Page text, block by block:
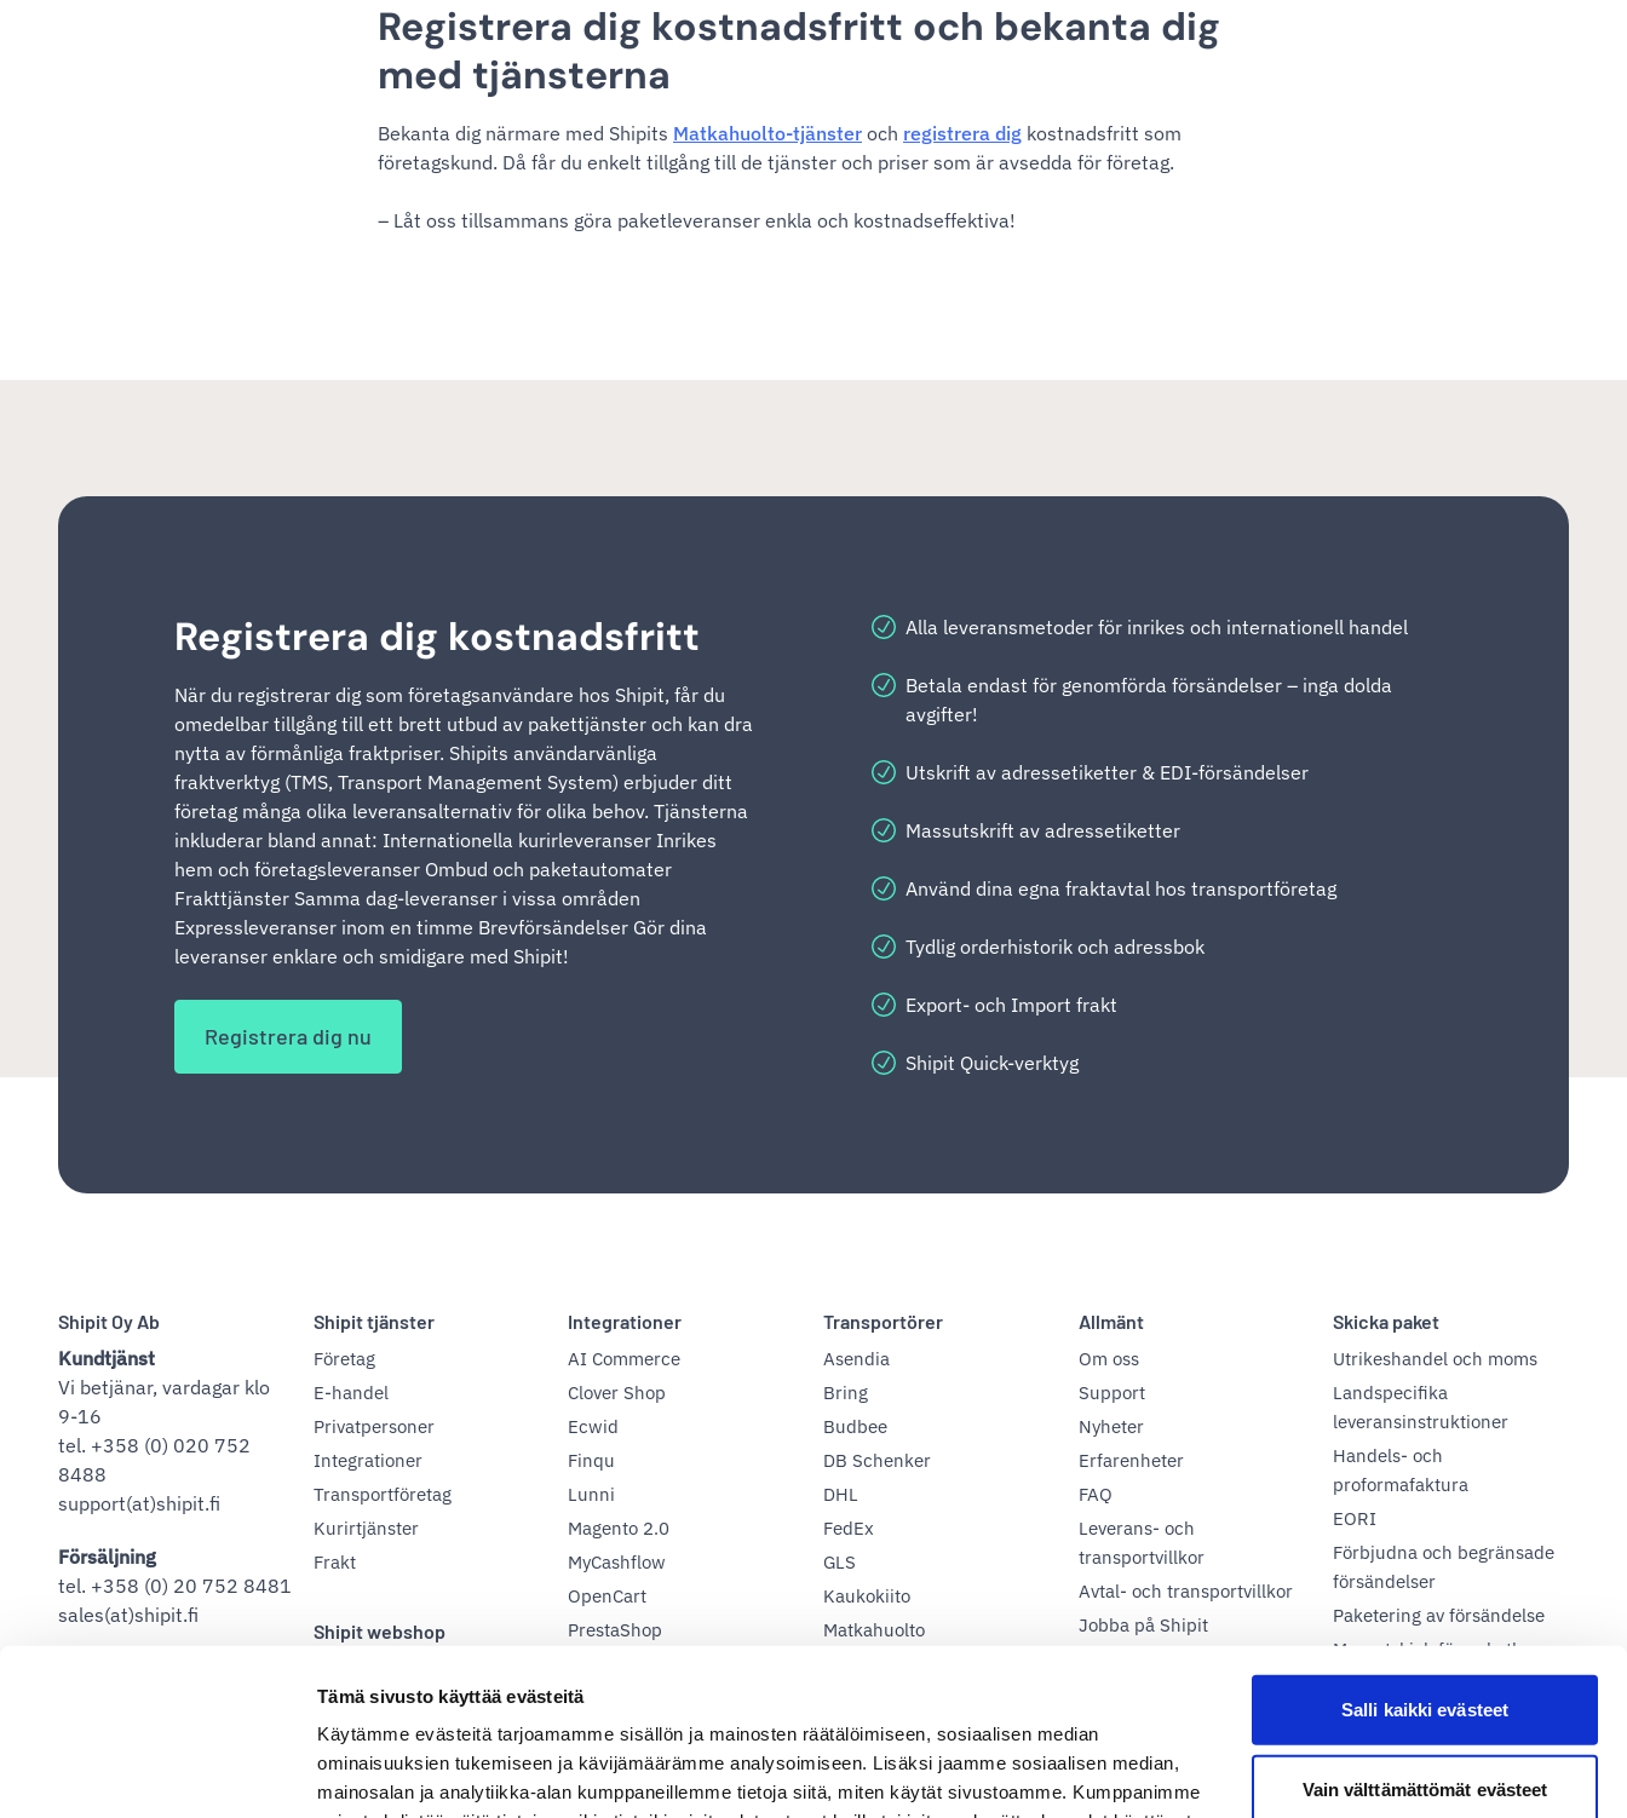
Tämä sivusto käyttää evästeitä
Käytämme evästeitä tarjoamamme sisällön ja mainosten räätälöimiseen, sosiaalisen median
ominaisuuksien tukemiseen ja kävijämäärämme analysoimiseen. Lisäksi jaamme sosiaalisen median,
mainosalan ja analytiikka-alan kumppaneillemme tietoja siitä, miten käytät sivustoamme. Kumppanimme
Salli kaikki evästeet
Vain välttämättömät evästeet
Registrera dig kostnadsfritt och bekanta dig
med tjänsterna
Bekanta dig närmare med Shipits Matkahuolto-tjänster och registrera dig kostnadsfritt som
företagskund. Då får du enkelt tillgång till de tjänster och priser som är avsedda för företag.
– Låt oss tillsammans göra paketleveranser enkla och kostnadseffektiva!
Registrera dig kostnadsfritt
När du registrerar dig som företagsanvändare hos Shipit, får du
omedelbar tillgång till ett brett utbud av pakettjänster och kan dra
nytta av förmånliga fraktpriser. Shipits användarvänliga
fraktverktyg (TMS, Transport Management System) erbjuder ditt
företag många olika leveransalternativ för olika behov. Tjänsterna
inkluderar bland annat: Internationella kurirleveranser Inrikes
hem och företagsleveranser Ombud och paketautomater
Frakttjänster Samma dag-leveranser i vissa områden
Expressleveranser inom en timme Brevförsändelser Gör dina
leveranser enklare och smidigare med Shipit!
Registrera dig nu
Alla leveransmetoder för inrikes och internationell handel
Betala endast för genomförda försändelser – inga dolda
avgifter!
Utskrift av adressetiketter & EDI-försändelser
Massutskrift av adressetiketter
Använd dina egna fraktavtal hos transportföretag
Tydlig orderhistorik och adressbok
Export- och Import frakt
Shipit Quick-verktyg
Shipit Oy Ab
Kundtjänst
Vi betjänar, vardagar klo
9-16
tel. +358 (0) 020 752
8488
support(at)shipit.fi
Försäljning
tel. +358 (0) 20 752 8481
sales(at)shipit.fi
Shipit tjänster
Företag
E-handel
Privatpersoner
Integrationer
Transportföretag
Kurirtjänster
Frakt
Shipit webshop
Integrationer
AI Commerce
Clover Shop
Ecwid
Finqu
Lunni
Magento 2.0
MyCashflow
OpenCart
PrestaShop
Valmiskauppa
Vilkas Now och Suite
Woocommerce
Transportörer
Asendia
Bring
Budbee
DB Schenker
DHL
FedEx
GLS
Kaukokiito
Matkahuolto
UPS
Wolt
Allmänt
Om oss
Support
Nyheter
Erfarenheter
FAQ
Leverans- och
transportvillkor
Avtal- och transportvillkor
Jobba på Shipit
Skicka paket
Utrikeshandel och moms
Landspecifika
leveransinstruktioner
Handels- och
proformafaktura
EORI
Förbjudna och begränsade
försändelser
Paketering av försändelse
Massutskick för paketlappar
och fraktsedlar
Spåra ditt paket
ADR – Farligt gods
Exportdeklaration